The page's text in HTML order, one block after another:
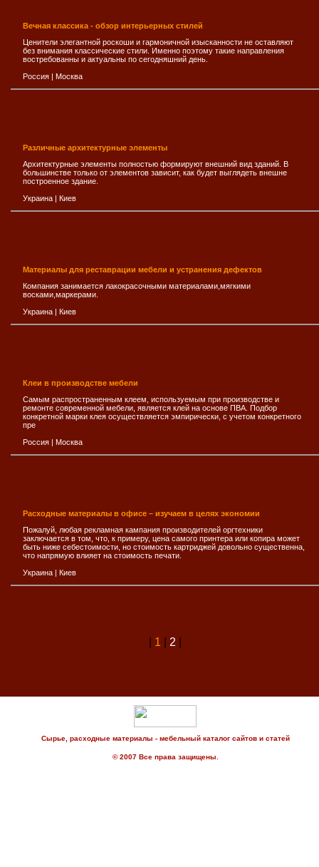
Вечная классика - обзор интерьерных стилей
Ценители элегантной роскоши и гармоничной изысканности не оставляют
без внимания классические стили. Именно поэтому такие направления
востребованны и актуальны по сегодняшний день.
Россия | Москва
Различные архитектурные элементы
Архитектурные элементы полностью формируют внешний вид зданий. В
большинстве только от элементов зависит, как будет выглядеть внешне
построенное здание.
Украина | Киев
Материалы для реставрации мебели и устранения дефектов
Компания занимается лакокрасочными материалами,мягкими
восками,маркерами.
Украина | Киев
Клеи в производстве мебели
Самым распространенным клеем, используемым при производстве и
ремонте современной мебели, является клей на основе ПВА. Подбор
конкретной марки клея осуществляется эмпирически, с учетом конкретного
пре
Россия | Москва
Расходные материалы в офисе – изучаем в целях экономии
Пожалуй, любая рекламная кампания производителей оргтехники
заключается в том, что, к примеру, цена самого принтера или копира может
быть ниже себестоимости, но стоимость картриджей довольно существенна,
что напрямую влияет на стоимость печати.
Украина | Киев
1 2
Сырье, расходные материалы - мебельный каталог сайтов и статей
© 2007 Все права защищены.